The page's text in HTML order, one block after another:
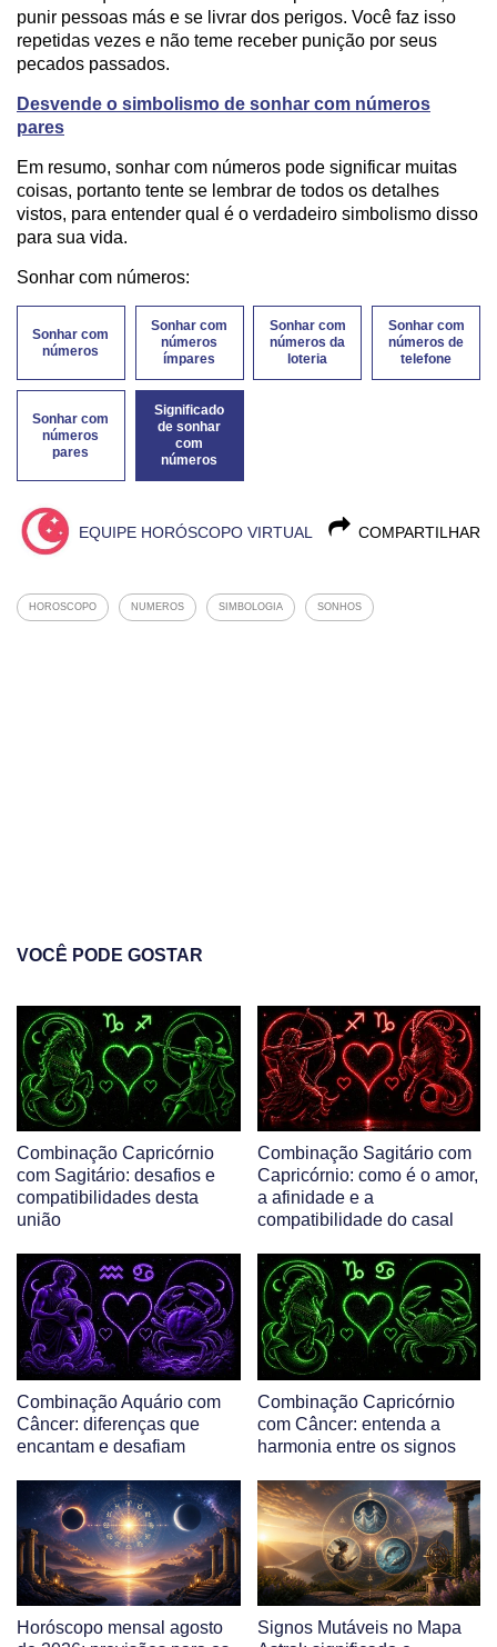
punir pessoas más e se livrar dos perigos. Você faz isso
repetidas vezes e não teme receber punição por seus
pecados passados.
Desvende o simbolismo de sonhar com números
pares
Em resumo, sonhar com números pode significar muitas
coisas, portanto tente se lembrar de todos os detalhes
vistos, para entender qual é o verdadeiro simbolismo disso
para sua vida.
Sonhar com números:
Sonhar com
números
Sonhar com
números
ímpares
Sonhar com
números da
loteria
Sonhar com
números de
telefone
Sonhar com
números
pares
Significado
de sonhar
com
números
COMPARTILHAR
EQUIPE HORÓSCOPO VIRTUAL
HOROSCOPO NUMEROS SIMBOLOGIA SONHOS
VOCÊ PODE GOSTAR
Combinação Capricórnio
com Sagitário: desafios e
compatibilidades desta
união
Combinação Sagitário com
Capricórnio: como é o amor,
a afinidade e a
compatibilidade do casal
Combinação Aquário com
Câncer: diferenças que
encantam e desafiam
Combinação Capricórnio
com Câncer: entenda a
harmonia entre os signos
Horóscopo mensal agosto
Signos Mutáveis no Mapa